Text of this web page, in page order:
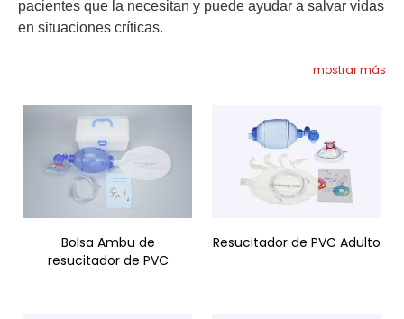
pacientes que la necesitan y puede ayudar a salvar vidas
en situaciones críticas.
mostrar más
Bolsa Ambu de
resucitador de PVC
Resucitador de PVC Adulto